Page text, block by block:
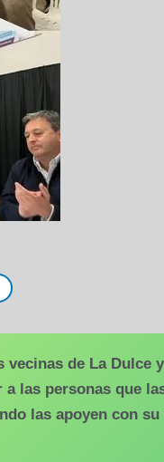
vecinas de La Dulce y
las personas que
las apoyen con su